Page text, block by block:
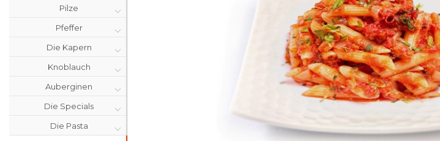
Pilze
Pfeffer
Die Kapern
Knoblauch
Auberginen
Die Specials
Die Pasta